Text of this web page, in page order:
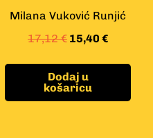
Milana Vuković Runjić
17,12€ 15,40 €
Dodaj u
košaricu